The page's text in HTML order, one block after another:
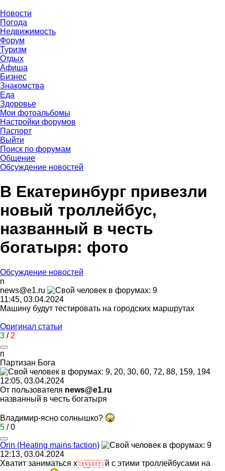
Новости
Погода
Недвижимость
Форум
Туризм
Отдых
Афиша
Бизнес
Знакомства
Еда
Здоровье
Мои фотоальбомы
Настройки форумов
Паспорт
Выйти
Поиск по форумам
Общение
Обсуждение новостей
В Екатеринбург привезли
новый троллейбус,
названный в честь
богатыря: фото
Обсуждение новостей
n
news@e1.ru
11:45, 03.04.2024
Машину будут тестировать на городских маршрутах
Оригинал статьи
3 / 2
п
Партизан Бога
12:05, 03.04.2024
От пользователя news@e1.ru
названный в честь богатыря
Владимир-ясно солнышко?
5 /0
Orin (Heating mains faction)
12:13, 03.04.2024
Хватит заниматься х
й с этими троллейбусами на